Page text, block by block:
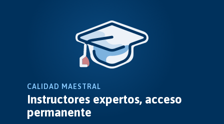
CALIDAD MAESTRAL
Instructores expertos, acceso
permanente